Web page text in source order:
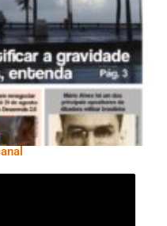
A 07 De Agosto De